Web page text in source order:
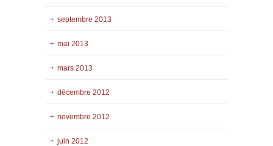
septembre 2013
mai 2013
mars 2013
décembre 2012
novembre 2012
juin 2012